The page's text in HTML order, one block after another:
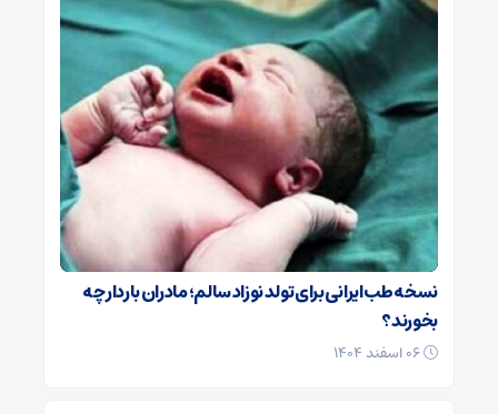
نسخه طب ایرانی برای تولد نوزاد سالم؛ مادران باردار چه
بخورند؟